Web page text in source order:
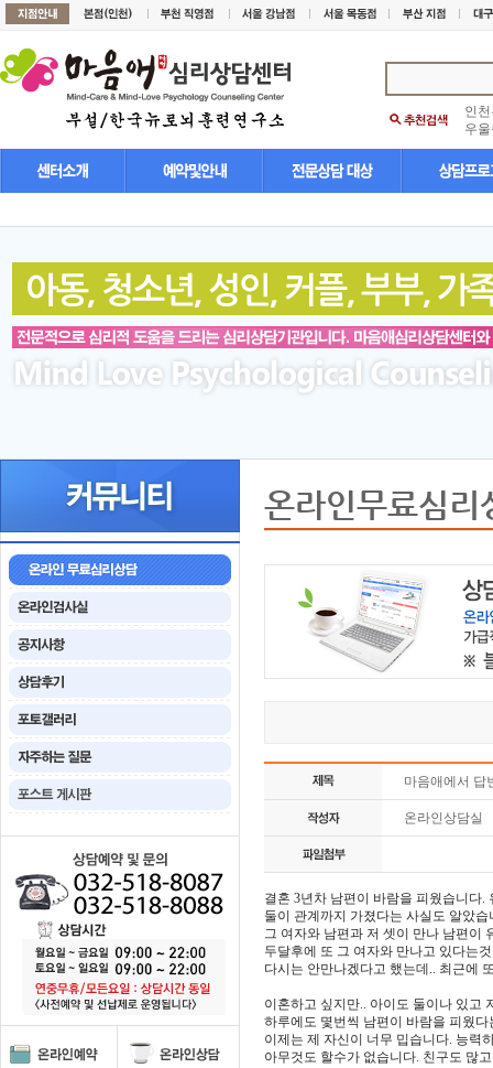
인
우
온라인무료심리
마음애에서 답
온라인상담실
결혼 3년차 남편이 바람을 피웠습니다.
둘이 관계까지 가졌다는 사실도 알았
그 여자와 남편과 저 셋이 만나 남편이
두달후에 또 그 여자와 만나고 있다는
다시는 안만나겠다고 했는데.. 최근에
이혼하고 싶지만.. 아이도 둘이나 있고
하루에도 몇번씩 남편이 바람을 피웠
이제는 제 자신이 너무 밉습니다. 능력
아무것도 할수가 없습니다. 친구도 많